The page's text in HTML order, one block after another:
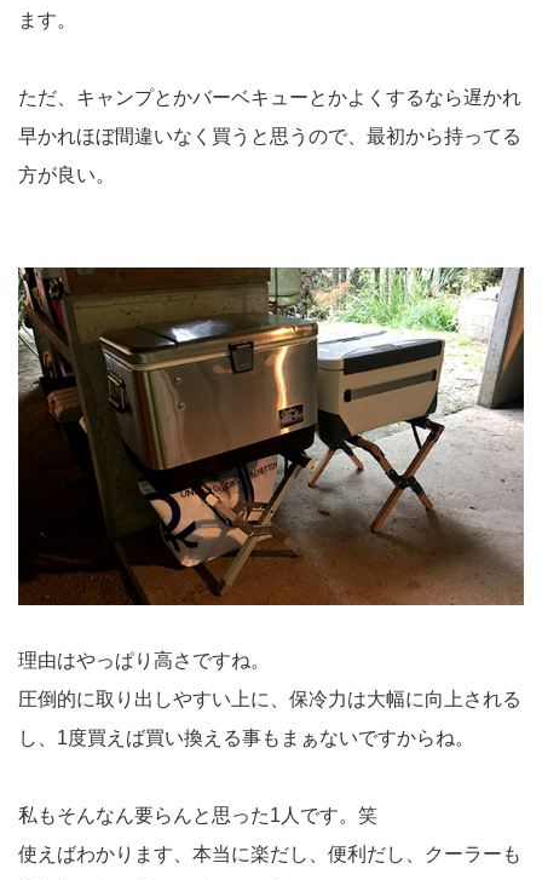
ます。
ただ、キャンプとかバーベキューとかよくするなら遅かれ
早かれほぼ間違いなく買うと思うので、最初から持ってる
方が良い。
理由はやっぱり高さですね。
圧倒的に取り出しやすい上に、保冷力は大幅に向上される
し、1度買えば買い換える事もまぁないですからね。
私もそんなん要らんと思った1人です。笑
使えばわかります、本当に楽だし、便利だし、クーラーも